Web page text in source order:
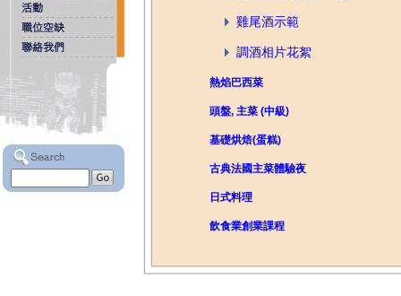
雞尾酒示範
調酒相片花絮
熱焰巴西菜
頭盤, 主菜 (中級)
基礎烘焙(蛋糕)
古典法國主菜體驗夜
日式料理
飲食業創業課程